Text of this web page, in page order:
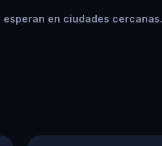
en ciudades